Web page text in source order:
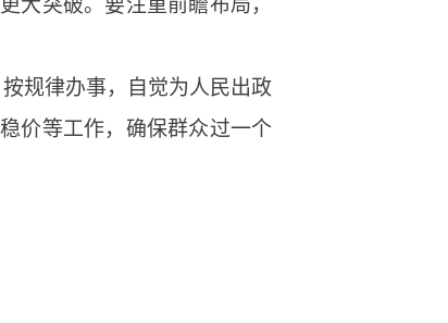
大突破。要注重前瞻布局，
规律办事，自觉为人民出政
价等工作，确保群众过一个